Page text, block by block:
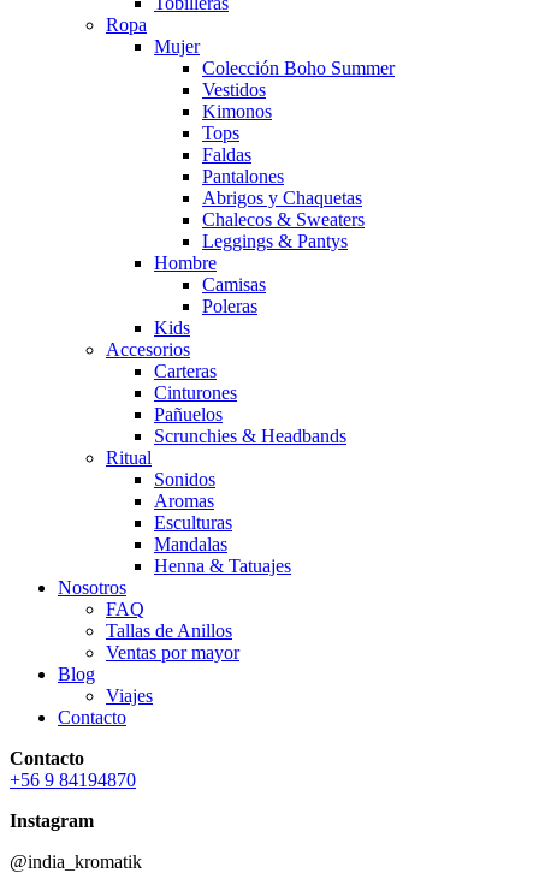
Ropa
Mujer
Colección Boho Summer
Vestidos
Kimonos
Tops
Faldas
Pantalones
Abrigos y Chaquetas
Chalecos & Sweaters
Leggings & Pantys
Hombre
Camisas
Poleras
Kids
Accesorios
Carteras
Cinturones
Pañuelos
Scrunchies & Headbands
Ritual
Sonidos
Aromas
Esculturas
Mandalas
Henna & Tatuajes
Nosotros
FAQ
Tallas de Anillos
Ventas por mayor
Blog
Viajes
Contacto
Contacto
+56 9 84194870
Instagram
@india_kromatik